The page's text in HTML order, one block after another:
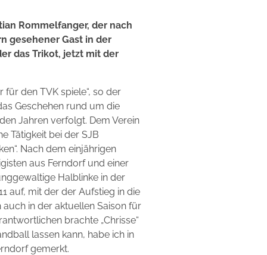
Rommelfanger, der nach
gesehener Gast in der
das Trikot, jetzt mit der
den TVK spiele“, so der
Geschehen rund um die
Jahren verfolgt. Dem Verein
Tätigkeit bei der SJB
Nach dem einjährigen
aus Ferndorf und einer
Halblinke in der
auf, mit der der Aufstieg in die
in der aktuellen Saison für
brachte „Chrisse“
lassen kann, habe ich in
gemerkt.